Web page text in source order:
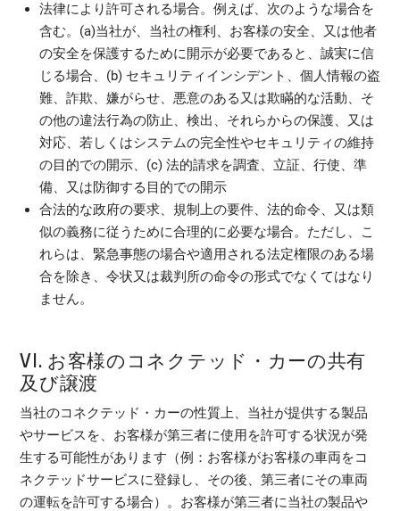
法律により許可される場合。例えば、次のような場合を
含む。(a)当社が、当社の権利、お客様の安全、又は他者
の安全を保護するために開示が必要であると、誠実に信
じる場合、(b) セキュリティインシデント、個人情報の盗
難、詐欺、嫌がらせ、悪意のある又は欺瞞的な活動、そ
の他の違法行為の防止、検出、それらからの保護、又は
対応、若しくはシステムの完全性やセキュリティの維持
の目的での開示、(c) 法的請求を調査、立証、行使、準
備、又は防御する目的での開示
合法的な政府の要求、規制上の要件、法的命令、又は類
似の義務に従うために合理的に必要な場合。ただし、こ
れらは、緊急事態の場合や適用される法定権限のある場
合を除き、令状又は裁判所の命令の形式でなくてはなり
ません。
VI. お客様のコネクテッド・カーの共有
及び譲渡
当社のコネクテッド・カーの性質上、当社が提供する製品
やサービスを、お客様が第三者に使用を許可する状況が発
生する可能性があります（例：お客様がお客様の車両をコ
ネクテッドサービスに登録し、その後、第三者にその車両
の運転を許可する場合）。お客様が第三者に当社の製品や